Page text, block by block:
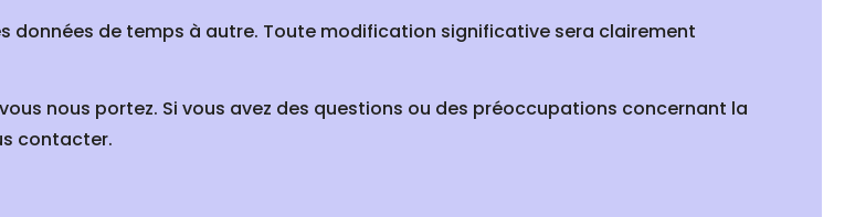
de temps à autre. Toute modification significative sera clairement
nous portez. Si vous avez des questions ou des préoccupations concernant la
contacter.